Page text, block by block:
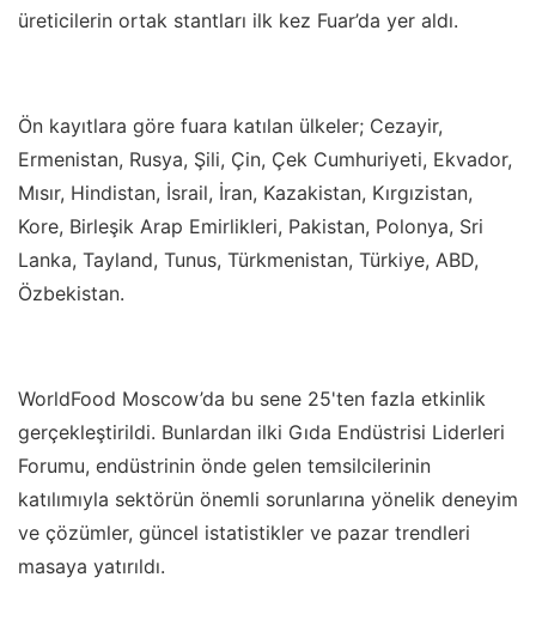
üreticilerin ortak stantları ilk kez Fuar’da yer aldı.
Ön kayıtlara göre fuara katılan ülkeler; Cezayir,
Ermenistan, Rusya, Şili, Çin, Çek Cumhuriyeti, Ekvador,
Mısır, Hindistan, İsrail, İran, Kazakistan, Kırgızistan,
Kore, Birleşik Arap Emirlikleri, Pakistan, Polonya, Sri
Lanka, Tayland, Tunus, Türkmenistan, Türkiye, ABD,
Özbekistan.
WorldFood Moscow’da bu sene 25'ten fazla etkinlik
gerçekleştirildi. Bunlardan ilki Gıda Endüstrisi Liderleri
Forumu, endüstrinin önde gelen temsilcilerinin
katılımıyla sektörün önemli sorunlarına yönelik deneyim
ve çözümler, güncel istatistikler ve pazar trendleri
masaya yatırıldı.